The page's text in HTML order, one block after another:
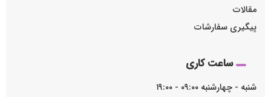
مقالات
پیگیری سفارشات
ساعت کاری
شنبه - چهارشنبه ۰۹:۰۰ - ۱۹:۰۰